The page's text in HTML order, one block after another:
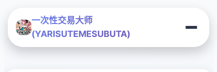
一次性交易大师
(YARISUTEMESUBUTA)